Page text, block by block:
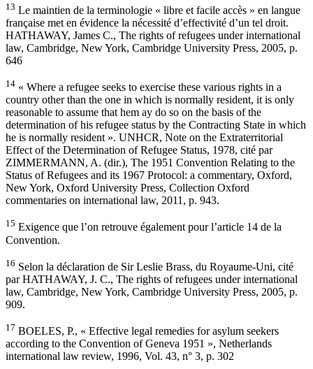
13 Le maintien de la terminologie « libre et facile accès » en langue
française met en évidence la nécessité d’effectivité d’un tel droit.
HATHAWAY, James C., The rights of refugees under international
law, Cambridge, New York, Cambridge University Press, 2005, p.
646
14 « Where a refugee seeks to exercise these various rights in a
country other than the one in which is normally resident, it is only
reasonable to assume that hem ay do so on the basis of the
determination of his refugee status by the Contracting State in which
he is normally resident ». UNHCR, Note on the Extraterritorial
Effect of the Determination of Refugee Status, 1978, cité par
ZIMMERMANN, A. (dir.), The 1951 Convention Relating to the
Status of Refugees and its 1967 Protocol: a commentary, Oxford,
New York, Oxford University Press, Collection Oxford
commentaries on international law, 2011, p. 943.
15 Exigence que l’on retrouve également pour l’article 14 de la
Convention.
16 Selon la déclaration de Sir Leslie Brass, du Royaume-Uni, cité
par HATHAWAY, J. C., The rights of refugees under international
law, Cambridge, New York, Cambridge University Press, 2005, p.
909.
17 BOELES, P., « Effective legal remedies for asylum seekers
according to the Convention of Geneva 1951 », Netherlands
international law review, 1996, Vol. 43, n° 3, p. 302